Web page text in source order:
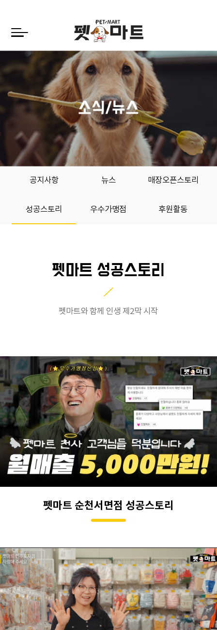
맹절차
절차
맹상담/FAQ
Q&A
오픈스토리
스토리
가맹점
소식/뉴스
공지사항 뉴스 매장오픈스토리
성공스토리 우수가맹점 후원활동
펫마트 성공스토리
펫마트와 함께 인생 제2막 시작
펫마트 순천서면점 성공스토리